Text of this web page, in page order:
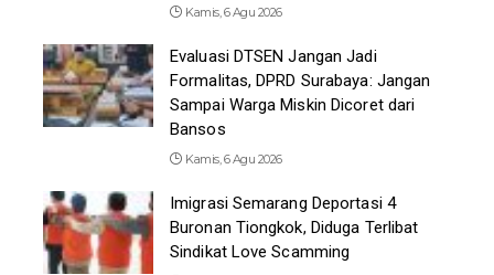
Kamis, 6 Agu 2026
Evaluasi DTSEN Jangan Jadi
Formalitas, DPRD Surabaya: Jangan
Sampai Warga Miskin Dicoret dari
Bansos
Kamis, 6 Agu 2026
Imigrasi Semarang Deportasi 4
Buronan Tiongkok, Diduga Terlibat
Sindikat Love Scamming